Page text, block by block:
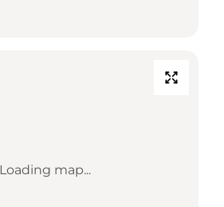
Loading map...